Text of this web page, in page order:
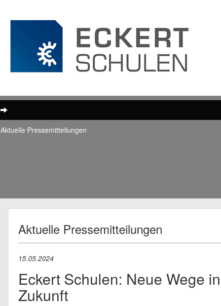
Aktuelle Pressemitteilungen
Aktuelle Pressemitteilungen
15.05.2024
Eckert Schulen: Neue Wege
Zukunft